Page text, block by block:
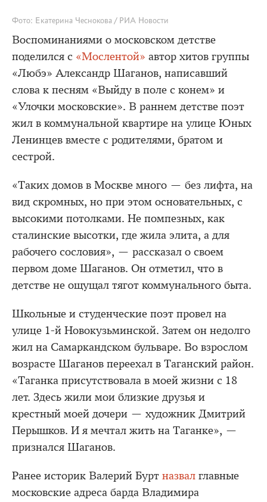
Фото: Екатерина Чеснокова / РИА Новости
Воспоминаниями о московском детстве
поделился с «Мослентой» автор хитов группы
«Любэ» Александр Шаганов, написавший
слова к песням «Выйду в поле с конем» и
«Улочки московские». В раннем детстве поэт
жил в коммунальной квартире на улице Юных
Ленинцев вместе с родителями, братом и
сестрой.
«Таких домов в Москве много — без лифта, на
вид скромных, но при этом основательных, с
высокими потолками. Не помпезных, как
сталинские высотки, где жила элита, а для
рабочего сословия», — рассказал о своем
первом доме Шаганов. Он отметил, что в
детстве не ощущал тягот коммунального быта.
Школьные и студенческие поэт провел на
улице 1-й Новокузьминской. Затем он недолго
жил на Самаркандском бульваре. Во взрослом
возрасте Шаганов переехал в Таганский район.
«Таганка присутствовала в моей жизни с 18
лет. Здесь жили мои близкие друзья и
крестный моей дочери — художник Дмитрий
Перышков. И я мечтал жить на Таганке», —
признался Шаганов.
Ранее историк Валерий Бурт назвал главные
московские адреса барда Владимира